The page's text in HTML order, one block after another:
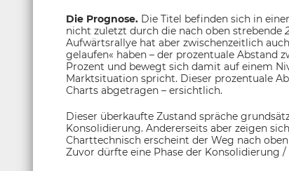
Die Prognose. Die Titel befinden sich in
nicht zuletzt durch die nach oben strebende
Aufwärtsrallye hat aber zwischenzeitlich
gelaufen« haben – der prozentuale Abstand
Prozent und bewegt sich damit auf einem
Marktsituation spricht. Dieser prozentuale
Charts abgetragen – ersichtlich.
Dieser überkaufte Zustand spräche
Konsolidierung. Andererseits aber zeigen
Charttechnisch erscheint der Weg nach
Zuvor dürfte eine Phase der Konsolidierung